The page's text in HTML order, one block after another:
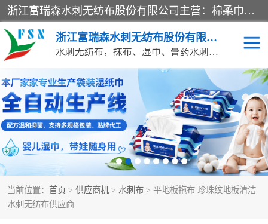
浙江富瑞森水刺无纺布股份有限公司主营：棉柔巾水刺无纺布、水刺布、水刺无纺布、膏药水刺无纺布、清洁抹布、湿巾、针刺无纺布、珍珠纹水刺无纺布、无纺布清洁抹布等产品。浙江富瑞森水刺无纺布股份有限公司积倡导由工程师全面负责生产工艺、产品质量检测的管理模式，通过ISO9001质量体系认证。
浙江富瑞森水刺无纺布股份有限公司
水刺无纺布，抹布、湿巾、膏药水刺无纺布、棉柔巾水刺无纺布、水刺布
当前位置： 首页 > 供应商机 > 水刺布 > 平地板拖布 珍珠纹地板清洁
水刺无纺布供应商
水刺布 巴布贴水刺布
PVC革基布 无纺布清洁抹布
抗菌等功能性产品
多种清洁尘掸 珍珠纹水刺无纺布